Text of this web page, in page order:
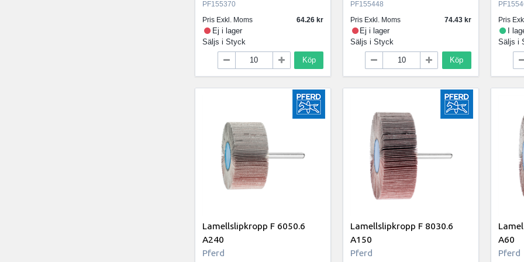
PF155370
Pris Exkl. Moms
64.26
Ej i lager
Säljs iStyck
Köp
PF155448
Pris Exkl. Moms
74.43
Ej i lager
Säljs i Styck
Köp
Pris
I
Säljs i
Lamellslipkropp F 6050.6
A240
Pferd
Lamellslipkropp F 8030.6
A150
Pferd
A60
Pferd